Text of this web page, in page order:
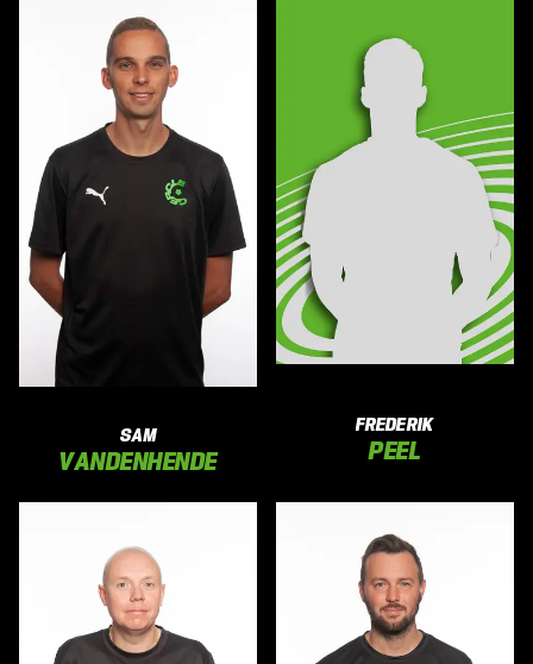
SAM
VANDENHENDE
FREDERIK
PEEL